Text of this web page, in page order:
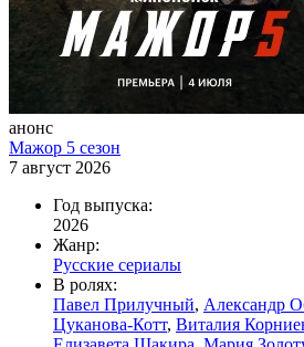
анонс
Мажор 5 сезон
7 август 2026
Год выпуска:
2026
Жанр:
Русские сериалы
В ролях:
Павел Прилучный, Александр
Цуканова-Котт, Виталия